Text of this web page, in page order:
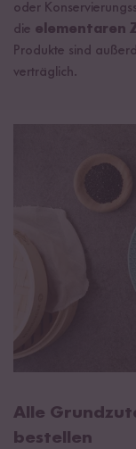
oder
die elementaren
Produkte sind
verträglich.
Alle
bestellen